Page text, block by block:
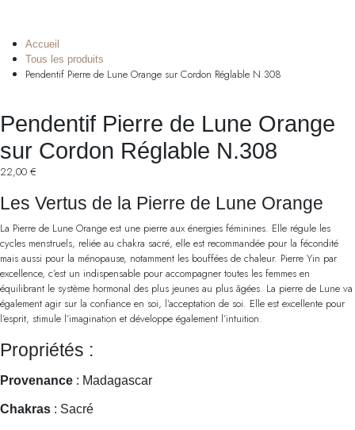
Accueil
Tous les produits
Pendentif Pierre de Lune Orange sur Cordon Réglable N.308
Pendentif Pierre de Lune Orange
sur Cordon Réglable N.308
22,00 €
Les Vertus de la Pierre de Lune Orange
La Pierre de Lune Orange est une pierre aux énergies féminines. Elle régule les
cycles menstruels, reliée au chakra sacré, elle est recommandée pour la fécondité
mais aussi pour la ménopause, notamment les bouffées de chaleur. Pierre Yin par
excellence, c’est un indispensable pour accompagner toutes les femmes en
équilibrant le système hormonal des plus jeunes au plus âgées. La pierre de Lune va
également agir sur la confiance en soi, l’acceptation de soi. Elle est excellente pour
l’esprit, stimule l’imagination et développe également l’intuition.
Propriétés :
Provenance : Madagascar
Chakras : Sacré